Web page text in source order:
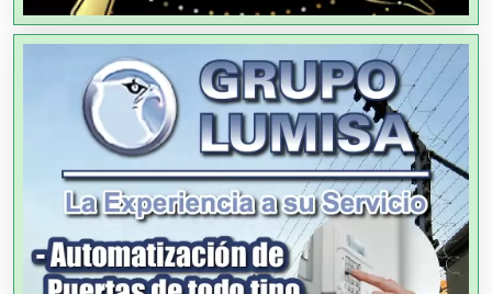
Análisis de Aguas
Animadores de Eventos
Aparatos y Equipos Eléctricos
Arquitectos